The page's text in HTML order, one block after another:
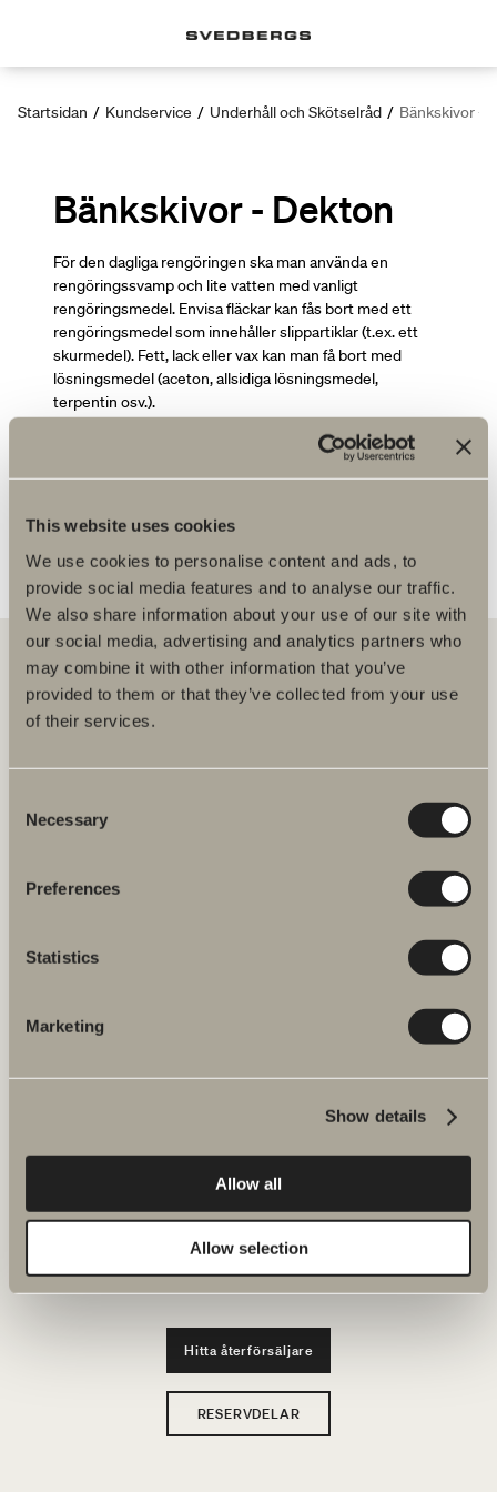
This website uses cookies
We use cookies to personalise content and ads, to
provide social media features and to analyse our traffic.
We also share information about your use of our site with
our social media, advertising and analytics partners who
may combine it with other information that you’ve
provided to them or that they’ve collected from your use
of their services.
Selection
Necessary
Preferences
Statistics
Marketing
Show details
Allow all
Allow selection
Startsidan / Kundservice / Underhåll och Skötselråd / Bänkskivor -
Bänkskivor - Dekton
För den dagliga rengöringen ska man använda en
rengöringssvamp och lite vatten med vanligt
rengöringsmedel. Envisa fläckar kan fås bort med ett
rengöringsmedel som innehåller slippartiklar (t.ex. ett
skurmedel). Fett, lack eller vax kan man få bort med
lösningsmedel (aceton, allsidiga lösningsmedel,
terpentin osv.).
Bänkskivor - Laminat
Hos oss hittar du allt för hela badrummet. Från badrumsmöbler,
tvättställ och blandare till duschar, badkar, handdukstorkar och WC.
514 60 Dalstorp
Ritverktyg
Hållbarhet
Badrumsinspiration
Hitta återförsäljare
RESERVDELAR